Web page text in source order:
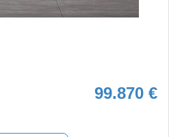
99.870 €